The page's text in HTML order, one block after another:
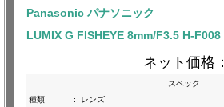
Panasonic パナソニック
LUMIX G FISHEYE 8mm/F3.5 H-F008
ネット価格：
スペック
種類
:
レンズ